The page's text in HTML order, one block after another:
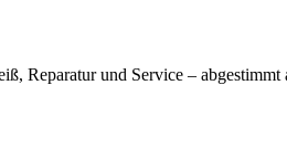
Reparatur und Service –